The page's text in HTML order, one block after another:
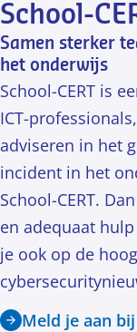
School-
Samen sterker
het onderwijs
School-CERT is
ICT-
adviseren in het
incident in het
School-CERT.
en adequaat
je ook op de
Meld je aan bij